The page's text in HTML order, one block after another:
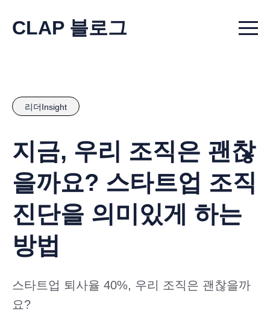
CLAP 블로그 Menu
리더Insight
지금, 우리 조직은 괜찮
을까요? 스타트업 조직
진단을 의미있게 하는
방법
스타트업 퇴사율 40%, 우리 조직은 괜찮을까
요?